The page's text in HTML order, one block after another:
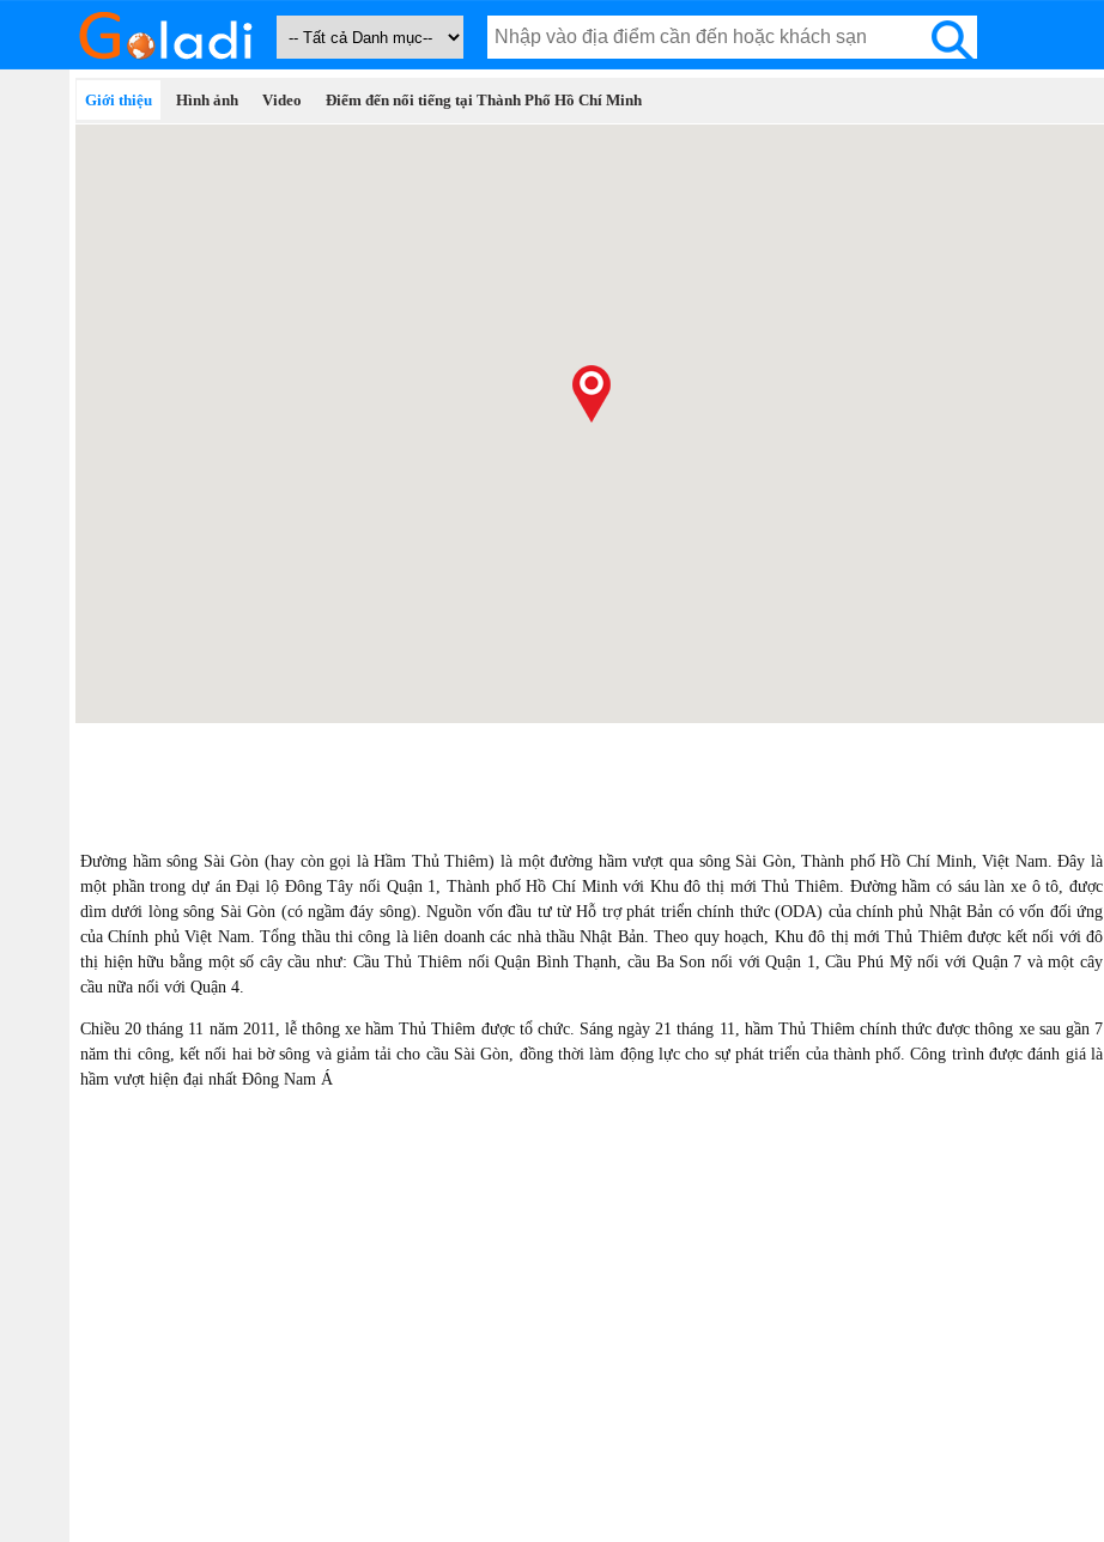
Giới thiệu Hình ảnh Video Điểm đến nổi tiếng tại Thành Phố Hồ Chí Minh
Đường hầm sông Sài Gòn (hay còn gọi là Hầm Thủ Thiêm) là một đường hầm vượt qua sông Sài Gòn, Thành phố Hồ Chí Minh, Việt Nam. Đây là
một phần trong dự án Đại lộ Đông Tây nối Quận 1, Thành phố Hồ Chí Minh với Khu đô thị mới Thủ Thiêm. Đường hầm có sáu làn xe ô tô, được
dìm dưới lòng sông Sài Gòn (có ngầm đáy sông). Nguồn vốn đầu tư từ Hỗ trợ phát triển chính thức (ODA) của chính phủ Nhật Bản có vốn đối ứng
của Chính phủ Việt Nam. Tổng thầu thi công là liên doanh các nhà thầu Nhật Bản. Theo quy hoạch, Khu đô thị mới Thủ Thiêm được kết nối với đô
thị hiện hữu bằng một số cây cầu như: Cầu Thủ Thiêm nối Quận Bình Thạnh, cầu Ba Son nối với Quận 1, Cầu Phú Mỹ nối với Quận 7 và một cây
cầu nữa nối với Quận 4.
Chiều 20 tháng 11 năm 2011, lễ thông xe hầm Thủ Thiêm được tổ chức. Sáng ngày 21 tháng 11, hầm Thủ Thiêm chính thức được thông xe sau gần 7
năm thi công, kết nối hai bờ sông và giảm tải cho cầu Sài Gòn, đồng thời làm động lực cho sự phát triển của thành phố. Công trình được đánh giá là
hầm vượt hiện đại nhất Đông Nam Á